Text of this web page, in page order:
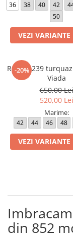
36 38 40 42
50
VEZI VARIANTE
-20%
Rochie 239
Viada
650,00 Lei
520,00 Lei
Marime:
42 44 46 48
VEZI VARIANTE
din 852